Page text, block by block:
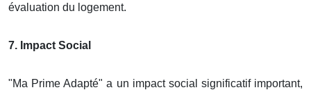
évaluation du logement.
7. Impact Social
"Ma Prime Adapté" a un impact social significatif important,